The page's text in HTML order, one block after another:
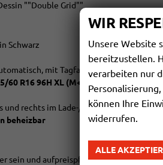
""Double Grid""
Schwarz
mit Tagfahrlicht
R16 96H XL (M+S Kennung inkl.
und rechts im Lade-/Fahrgastraum
beheizbar
sein und aufpreispflichtige Extras
WIR
Unsere Website
bereitzustellen.
verarbeiten nur
können Ihre
widerrufen.
ALLE